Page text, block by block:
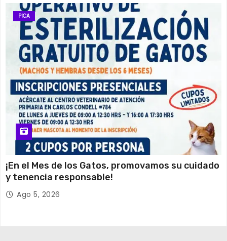
PICA
¡En el Mes de los Gatos, promovamos su cuidado
y tenencia responsable!
Ago 5, 2026